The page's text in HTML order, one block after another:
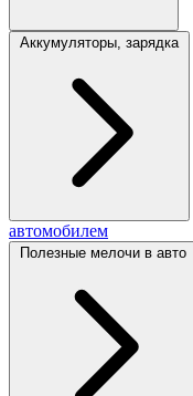
Аккумуляторы, зарядка
автомобилем
Полезные мелочи в авто